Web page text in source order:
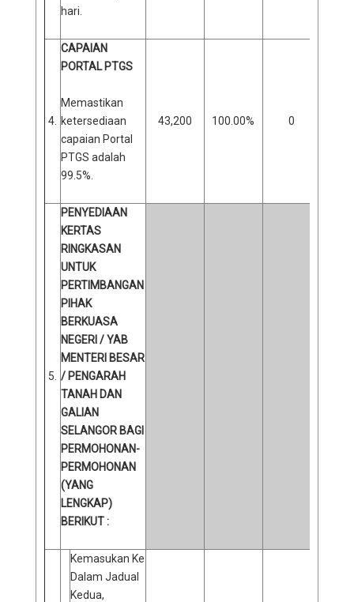
hari.
4.
CAPAIAN
PORTAL PTGS
Memastikan
ketersediaan
capaian Portal
PTGS adalah
99.5%.
43,200 100.00% 0
5.
PENYEDIAAN
KERTAS
RINGKASAN
UNTUK
PERTIMBANGAN
PIHAK
BERKUASA
NEGERI / YAB
MENTERI BESAR
/ PENGARAH
TANAH DAN
GALIAN
SELANGOR BAGI
PERMOHONAN-
PERMOHONAN
(YANG
LENGKAP)
BERIKUT :
Kemasukan Ke
Dalam Jadual
Kedua,